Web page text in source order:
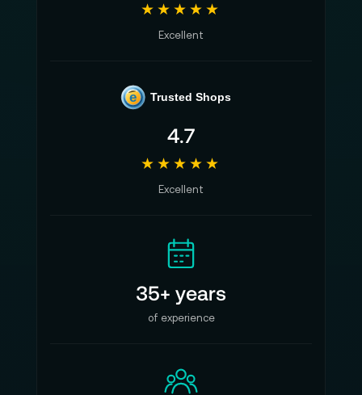
★★★★★
Excellent
e Trusted Shops
4.7
★★★★★
Excellent
35+ years
of experience